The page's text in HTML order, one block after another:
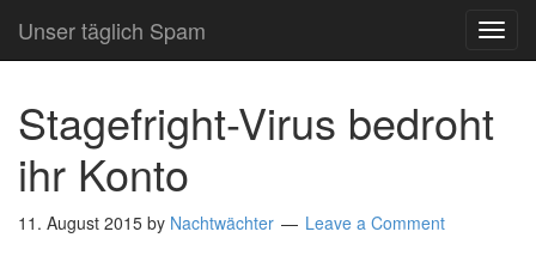
Unser täglich Spam
Stagefright-Virus bedroht
ihr Konto
11. August 2015 by Nachtwächter Leave a Comment